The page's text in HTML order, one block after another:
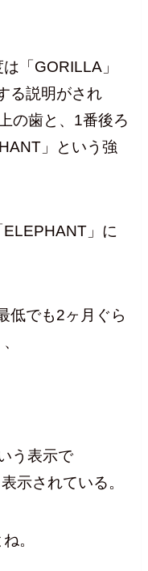
「GORILLA」
る説明がされ
の歯と、1番後ろ
」という強
」に
低でも2ヶ月ぐら
う表示で
示されている。
。